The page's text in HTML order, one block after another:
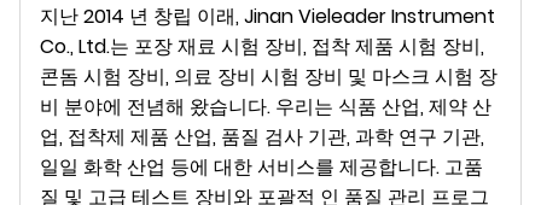
지난 2014 년 창립 이래, Jinan Vieleader Instrument
Co., Ltd.는 포장 재료 시험 장비, 접착 제품 시험 장비,
콘돔 시험 장비, 의료 장비 시험 장비 및 마스크 시험 장
비 분야에 전념해 왔습니다. 우리는 식품 산업, 제약 산
업, 접착제 제품 산업, 품질 검사 기관, 과학 연구 기관,
일일 화학 산업 등에 대한 서비스를 제공합니다. 고품
질 및 고급 테스트 장비와 포괄적 인 품질 관리 프로그